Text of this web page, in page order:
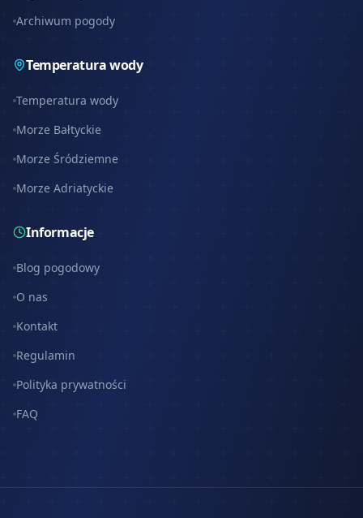
Archiwum pogody
Temperatura wody
Temperatura wody
Morze Bałtyckie
Morze Śródziemne
Morze Adriatyckie
Informacje
Blog pogodowy
O nas
Kontakt
Regulamin
Polityka prywatności
FAQ